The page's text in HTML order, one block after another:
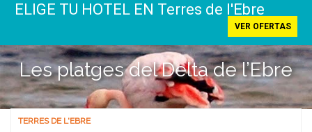
ELIGE TU HOTEL EN Terres de l'Ebre
VER OFERTAS
Les platges del Delta de l’Ebre
TERRES DE L'EBRE